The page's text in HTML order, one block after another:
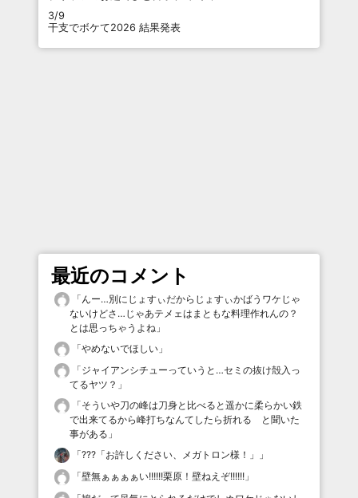
3/9
干支でボケて2026 結果発表
最近のコメント
「んー…別にじょすぃだからじょすぃかばうワケじゃ
ないけどさ…じゃあテメェはまともな料理作れんの？
とは思っちゃうよね 」
「やめないでほしい 」
「ジャイアンシチューっていうと…セミの抜け殻入っ
てるヤツ？ 」
「そういや刀の峰は刀身と比べると遥かに柔らかい鉄
で出来てるから峰打ちなんてしたら折れる と聞いた
事がある 」
「???「お許しください、メガトロン様！」
」
「壁無ぁぁぁぁい!!!!!!栗原！壁ねえぞ!!!!!! 」